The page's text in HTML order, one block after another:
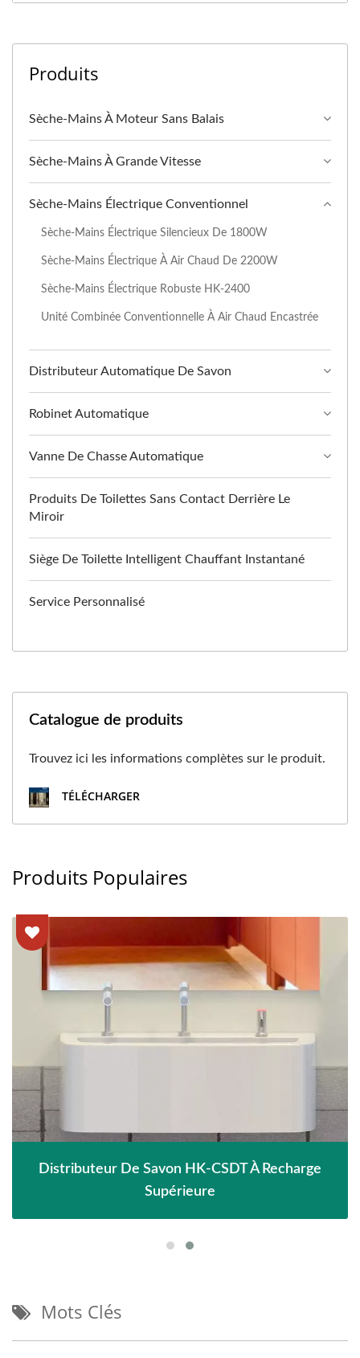
Produits
Sèche-Mains À Moteur Sans Balais
Sèche-Mains À Grande Vitesse
Sèche-Mains Électrique Conventionnel
Sèche-Mains Électrique Silencieux De 1800W
Sèche-Mains Électrique À Air Chaud De 2200W
Sèche-Mains Électrique Robuste HK-2400
Unité Combinée Conventionnelle À Air Chaud Encastrée
Distributeur Automatique De Savon
Robinet Automatique
Vanne De Chasse Automatique
Produits De Toilettes Sans Contact Derrière Le
Miroir
Siège De Toilette Intelligent Chauffant Instantané
Service Personnalisé
Catalogue de produits
Trouvez ici les informations complètes sur le produit.
TÉLÉCHARGER
Produits Populaires
Distributeur De Savon HK-CSDT À Recharge
Supérieure
Mots Clés